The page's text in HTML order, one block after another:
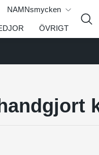
NAMNsmycken
ÖVRIGT